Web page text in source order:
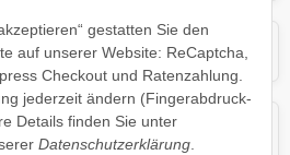
gestatten Sie den
auf unserer Website: ReCaptcha,
Checkout und Ratenzahlung.
jederzeit ändern (Fingerabdruck-
Details finden Sie unter
Datenschutzerklärung.
Mini
Porsche